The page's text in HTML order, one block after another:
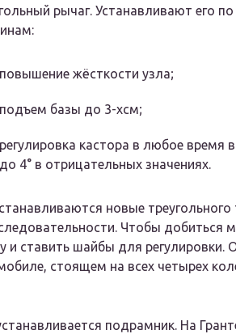
рычаг. Устанавливают его
повышение жёсткости узла;
подъем базы до 3-хсм;
регулировка кастора в любое время
до 4° в отрицательных значениях.
новые треугольного
Чтобы добиться
и ставить шайбы для регулировки.
стоящем на всех четырех
подрамник. На